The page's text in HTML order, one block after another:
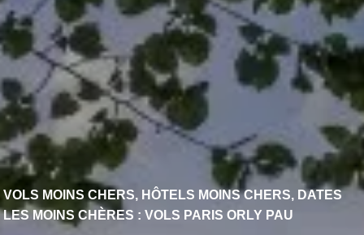
VOLS MOINS CHERS, HÔTELS MOINS CHERS, DATES
LES MOINS CHÈRES : VOLS PARIS ORLY PAU